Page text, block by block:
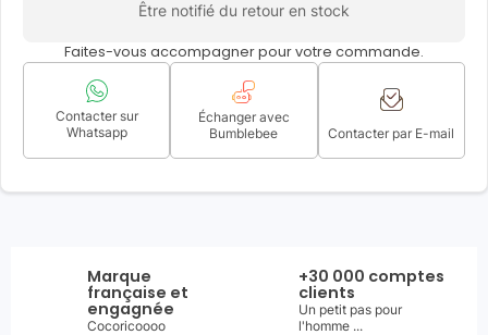
Être notifié du retour en stock
Faites-vous accompagner pour votre commande.
Contacter sur
Whatsapp
Échanger avec
Bumblebee
Contacter par E-mail
Marque
française et
engagnée
Cocoricoooo
+30 000 comptes
clients
Un petit pas pour
l'homme ...